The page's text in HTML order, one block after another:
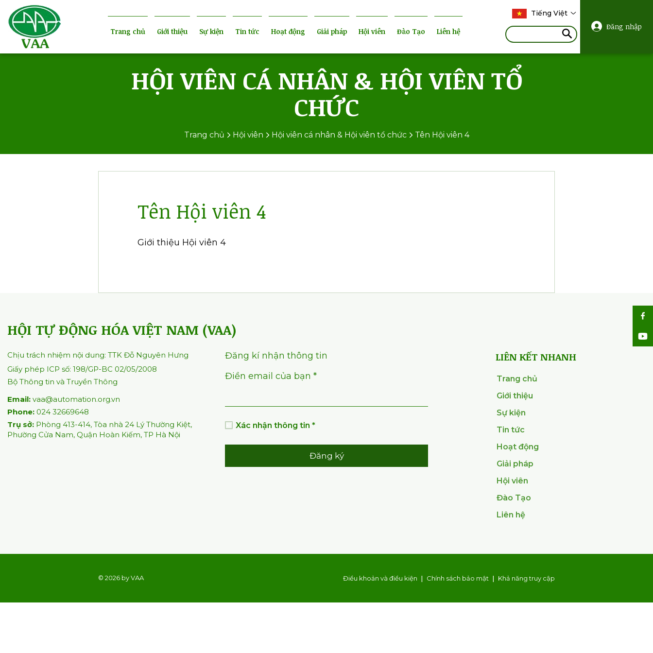
Trang chủ Giới thiệu Sự kiện Tin tức Hoạt động Giải pháp Hội viên Đào Tạo Liên hệ
Tiếng Việt
Đăng nhập
HỘI VIÊN CÁ NHÂN & HỘI VIÊN TỔ
CHỨC
Trang chủ Hội viên Hội viên cá nhân & Hội viên tổ chức Tên Hội viên 4
Tên Hội viên 4
Giới thiệu Hội viên 4
HỘI TỰ ĐỘNG HÓA VIỆT NAM (VAA)
Chịu trách nhiệm nội dung: TTK Đỗ Nguyên Hưng
Giấy phép ICP số: 198/GP-BC 02/05/2008
Bộ Thông tin và Truyền Thông
Email: vaa@automation.org.vn
Phone: 024 32669648
Trụ sở: Phòng 413-414, Tòa nhà 24 Lý Thường Kiệt,
Phường Cửa Nam, Quận Hoàn Kiếm, TP Hà Nội
Đăng kí nhận thông tin
Điền email của bạn *
Xác nhận thông tin *
Đăng ký
LIÊN KẾT NHANH
Trang chủ
Giới thiệu
Sự kiện
Tin tức
Hoạt động
Giải pháp
Hội viên
Đào Tạo
Liên hệ
© 2026 by VAA Điều khoản và điều kiện Chính sách bảo mật Khả năng truy cập